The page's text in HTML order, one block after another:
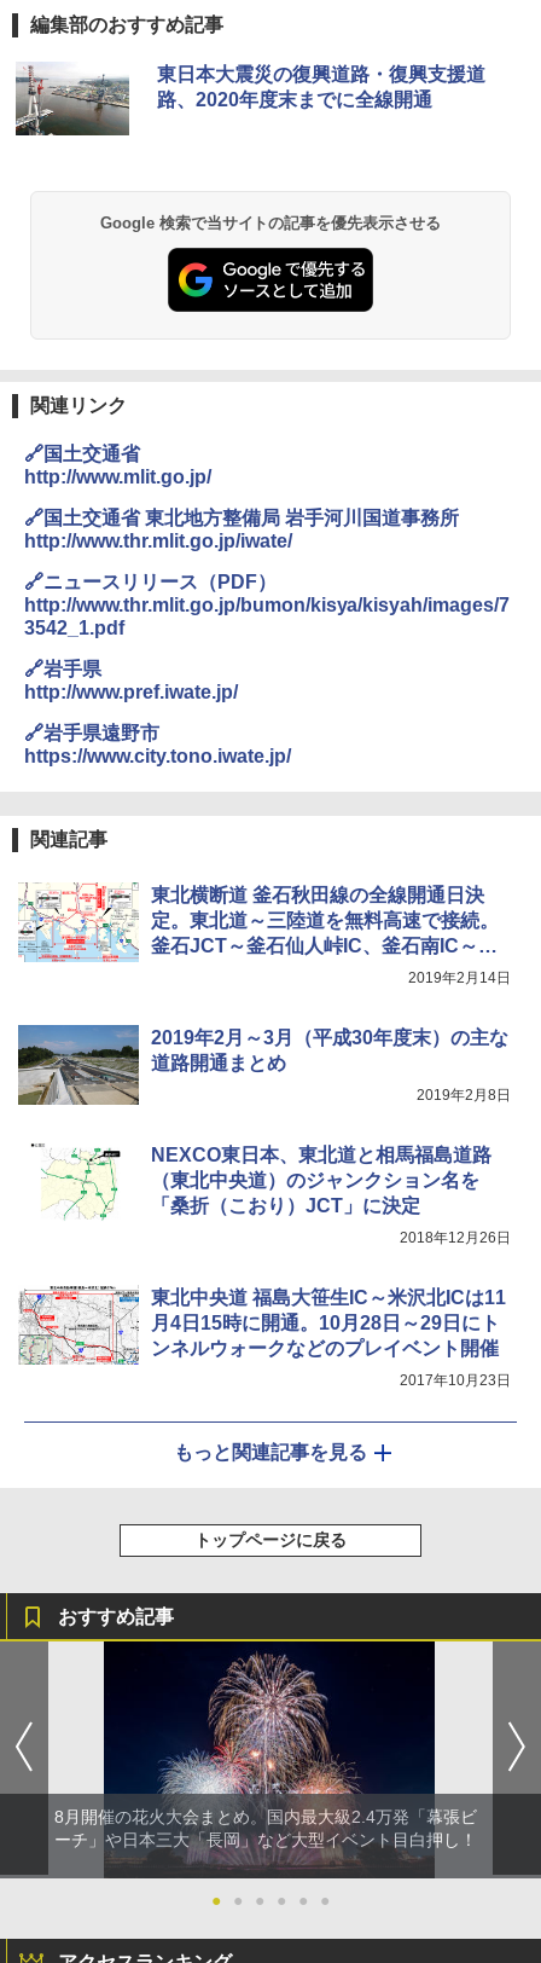
編集部のおすすめ記事
東日本大震災の復興道路・復興支援道
路、2020年度末までに全線開通
Google 検索で当サイトの記事を優先表示させる
関連リンク
🔗国土交通省
http://www.mlit.go.jp/
🔗国土交通省 東北地方整備局 岩手河川国道事務所
http://www.thr.mlit.go.jp/iwate/
🔗ニュースリリース（PDF）
http://www.thr.mlit.go.jp/bumon/kisya/kisyah/images/7
3542_1.pdf
🔗岩手県
http://www.pref.iwate.jp/
🔗岩手県遠野市
https://www.city.tono.iwate.jp/
関連記事
東北横断道 釜石秋田線の全線開通日決
定。東北道～三陸道を無料高速で接続。
釜石JCT～釜石仙人峠IC、釜石南IC～釜
2019年2月14日
2019年2月～3月（平成30年度末）の主な
道路開通まとめ
2019年2月8日
NEXCO東日本、東北道と相馬福島道路
（東北中央道）のジャンクション名を
「桑折（こおり）JCT」に決定
2018年12月26日
東北中央道 福島大笹生IC～米沢北ICは11
月4日15時に開通。10月28日～29日にト
ンネルウォークなどのプレイベント開催
2017年10月23日
もっと関連記事を見る
トップページに戻る
おすすめ記事
8月開催の花火大会まとめ。国内最大級2.4万発「幕張ビ
ーチ」や日本三大「長岡」など大型イベント目白押し！
● ● ● ● ● ●